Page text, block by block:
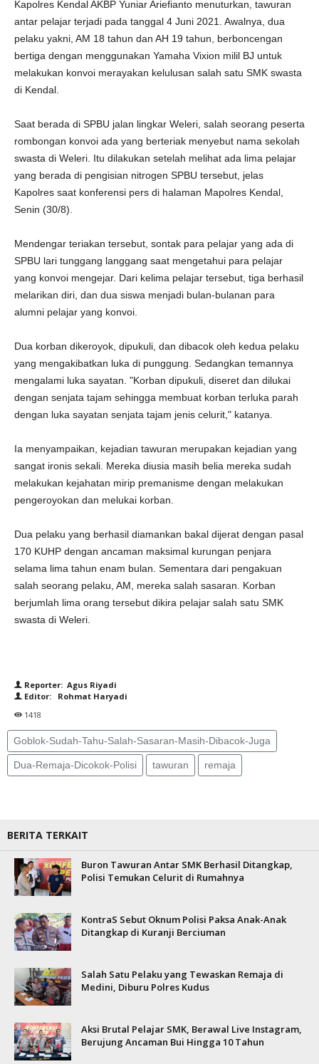
Kapolres Kendal AKBP Yuniar Ariefianto menuturkan, tawuran
antar pelajar terjadi pada tanggal 4 Juni 2021. Awalnya, dua
pelaku yakni, AM 18 tahun dan AH 19 tahun, berboncengan
bertiga dengan menggunakan Yamaha Vixion milil BJ untuk
melakukan konvoi merayakan kelulusan salah satu SMK swasta
di Kendal.
Saat berada di SPBU jalan lingkar Weleri, salah seorang peserta
rombongan konvoi ada yang berteriak menyebut nama sekolah
swasta di Weleri. Itu dilakukan setelah melihat ada lima pelajar
yang berada di pengisian nitrogen SPBU tersebut, jelas
Kapolres saat konferensi pers di halaman Mapolres Kendal,
Senin (30/8).
Mendengar teriakan tersebut, sontak para pelajar yang ada di
SPBU lari tunggang langgang saat mengetahui para pelajar
yang konvoi mengejar. Dari kelima pelajar tersebut, tiga berhasil
melarikan diri, dan dua siswa menjadi bulan-bulanan para
alumni pelajar yang konvoi.
Dua korban dikeroyok, dipukuli, dan dibacok oleh kedua pelaku
yang mengakibatkan luka di punggung. Sedangkan temannya
mengalami luka sayatan. "Korban dipukuli, diseret dan dilukai
dengan senjata tajam sehingga membuat korban terluka parah
dengan luka sayatan senjata tajam jenis celurit," katanya.
Ia menyampaikan, kejadian tawuran merupakan kejadian yang
sangat ironis sekali. Mereka diusia masih belia mereka sudah
melakukan kejahatan mirip premanisme dengan melakukan
pengeroyokan dan melukai korban.
Dua pelaku yang berhasil diamankan bakal dijerat dengan pasal
170 KUHP dengan ancaman maksimal kurungan penjara
selama lima tahun enam bulan. Sementara dari pengakuan
salah seorang pelaku, AM, mereka salah sasaran. Korban
berjumlah lima orang tersebut dikira pelajar salah satu SMK
swasta di Weleri.
Reporter: Agus Riyadi
Editor: Rohmat Haryadi
1418
Goblok-Sudah-Tahu-Salah-Sasaran-Masih-Dibacok-Juga
Dua-Remaja-Dicokok-Polisi tawuran remaja
BERITA TERKAIT
Buron Tawuran Antar SMK Berhasil Ditangkap,
Polisi Temukan Celurit di Rumahnya
KontraS Sebut Oknum Polisi Paksa Anak-Anak
Ditangkap di Kuranji Berciuman
Salah Satu Pelaku yang Tewaskan Remaja di
Medini, Diburu Polres Kudus
Aksi Brutal Pelajar SMK, Berawal Live Instagram,
Berujung Ancaman Bui Hingga 10 Tahun